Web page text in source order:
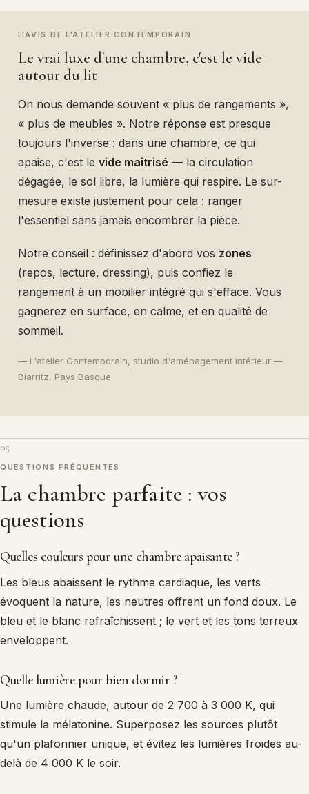
L'AVIS DE L'ATELIER CONTEMPORAIN
Le vrai luxe d'une chambre, c'est le vide
autour du lit
On nous demande souvent « plus de rangements »,
« plus de meubles ». Notre réponse est presque
toujours l'inverse : dans une chambre, ce qui
apaise, c'est le vide maîtrisé — la circulation
dégagée, le sol libre, la lumière qui respire. Le sur-
mesure existe justement pour cela : ranger
l'essentiel sans jamais encombrer la pièce.
Notre conseil : définissez d'abord vos zones
(repos, lecture, dressing), puis confiez le
rangement à un mobilier intégré qui s'efface. Vous
gagnerez en surface, en calme, et en qualité de
sommeil.
— L'atelier Contemporain, studio d'aménagement intérieur —
Biarritz, Pays Basque
05
QUESTIONS FRÉQUENTES
La chambre parfaite : vos
questions
Quelles couleurs pour une chambre apaisante ?
Les bleus abaissent le rythme cardiaque, les verts
évoquent la nature, les neutres offrent un fond doux. Le
bleu et le blanc rafraîchissent ; le vert et les tons terreux
enveloppent.
Quelle lumière pour bien dormir ?
Une lumière chaude, autour de 2 700 à 3 000 K, qui
stimule la mélatonine. Superposez les sources plutôt
qu'un plafonnier unique, et évitez les lumières froides au-
delà de 4 000 K le soir.